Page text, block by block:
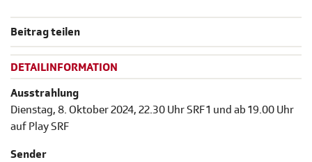
Beitrag teilen
DETAILINFORMATION
Ausstrahlung
Dienstag, 8. Oktober 2024, 22.30 Uhr SRF 1 und ab 19.00 Uhr
auf Play SRF
Sender